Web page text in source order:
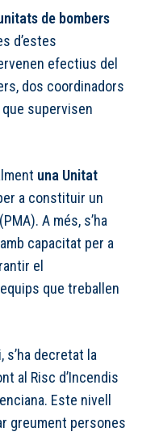
de bombers
d’estes
efectius del
dos coordinadors
supervisen
una Unitat
a constituir un
A més, s’ha
capacitat per a
el
que treballen
s’ha decretat la
al Risc d’Incendis
Este nivell
greument persones